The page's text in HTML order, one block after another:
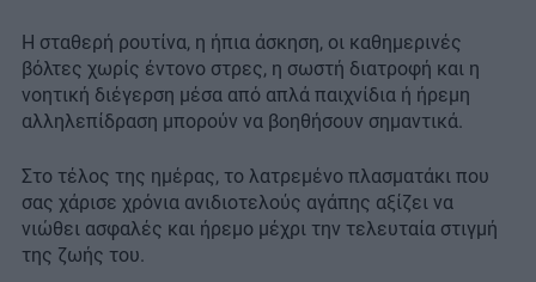
Η σταθερή ρουτίνα, η ήπια άσκηση, οι καθημερινές
βόλτες χωρίς έντονο στρες, η σωστή διατροφή και η
νοητική διέγερση μέσα από απλά παιχνίδια ή ήρεμη
αλληλεπίδραση μπορούν να βοηθήσουν σημαντικά.
Στο τέλος της ημέρας, το λατρεμένο πλασματάκι που
σας χάρισε χρόνια ανιδιοτελούς αγάπης αξίζει να
νιώθει ασφαλές και ήρεμο μέχρι την τελευταία στιγμή
της ζωής του.